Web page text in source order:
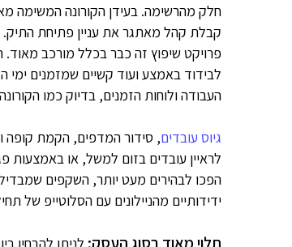
חלק מהרשימה. בעידן הקורונה המשימה
קבלת קהל מאתגר את עניין פתיחת
פרויקט שיפוץ זה כבר בכלל מורכב מאוד.
לבידוד באמצע ועוד קשיים שמזמנים ימי
העבודה ולוחות הזמנים, בדיוק כמו
גיוס עובדים, סידור המדפים, הקמת קופה
לראיין עובדים בזום למשל, או באמצעות
הפכו לבהירים מעט יותר, השקפים
ידידותיים מהניילונים עם הסלוטייפ
לניתן להבחין